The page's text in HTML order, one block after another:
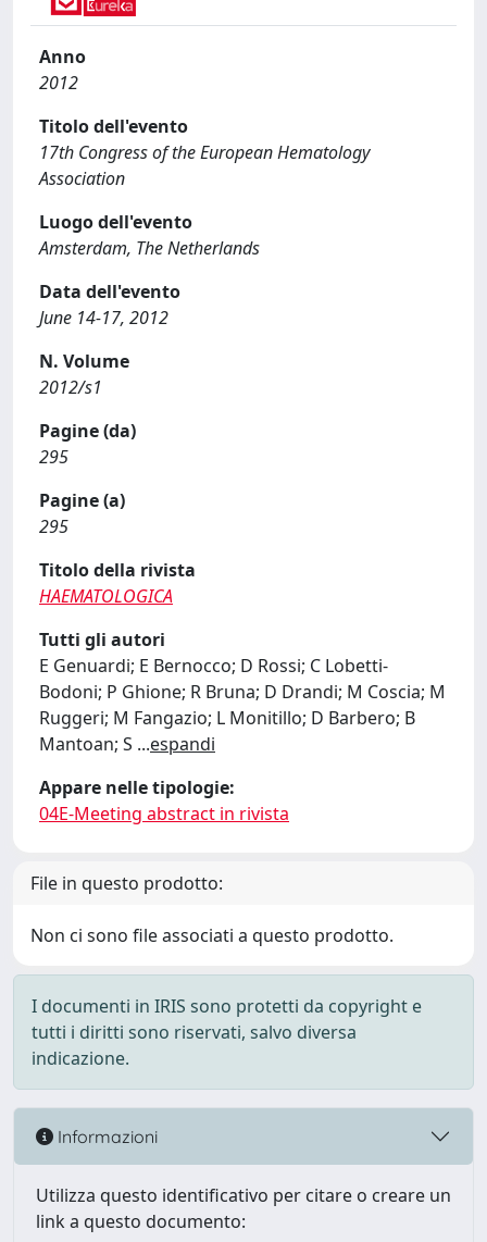
Anno
2012
Titolo dell'evento
17th Congress of the European Hematology
Association
Luogo dell'evento
Amsterdam, The Netherlands
Data dell'evento
June 14-17, 2012
N. Volume
2012/s1
Pagine (da)
295
Pagine (a)
295
Titolo della rivista
HAEMATOLOGICA
Tutti gli autori
E Genuardi; E Bernocco; D Rossi; C Lobetti-
Bodoni; P Ghione; R Bruna; D Drandi; M Coscia; M
Ruggeri; M Fangazio; L Monitillo; D Barbero; B
Mantoan; S ...espandi
Appare nelle tipologie:
04E-Meeting abstract in rivista
File in questo prodotto:
Non ci sono file associati a questo prodotto.
I documenti in IRIS sono protetti da copyright e
tutti i diritti sono riservati, salvo diversa
indicazione.
Informazioni
Utilizza questo identificativo per citare o creare un
link a questo documento: